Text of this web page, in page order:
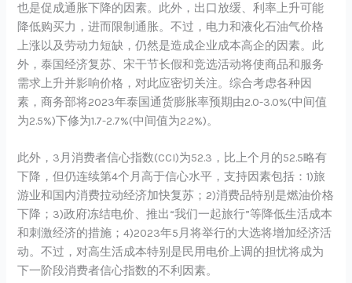
也是促成通胀下降的因素。此外，出口放缓、利率上升可能
降低购买力，进而限制通胀。不过，电力和液化石油气价格
上涨以及劳动力短缺，仍然是造成企业成本高企的因素。此
外，泰国经济复苏、宋干节长假和竞选活动将使商品和服务
需求上升并影响价格，对此应密切关注。综合考虑各种因
素，商务部将2023年泰国通货膨胀率预期由2.0-3.0%(中间值
为2.5%)下修为1.7-2.7%(中间值为2.2%)。
此外，3月消费者信心指数(CCI)为52.3，比上个月的52.5略有
下降，但仍连续第4个月高于信心水平，支持因素包括：1)旅
游业和国内消费拉动经济加快复苏；2)消费品特别是燃油价格
下降；3)政府冻结电价、推出“我们一起旅行”等降低生活成本
和刺激经济的措施；4)2023年5月将举行的大选将增加经济活
动。不过，对高生活成本特别是民用电价上调的担忧将成为
下一阶段消费者信心指数的不利因素。